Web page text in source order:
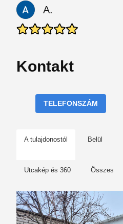
A.
Kontakt
TELEFONSZÁM
A tulajdonostól Belül
Utcakép és 360 Összes